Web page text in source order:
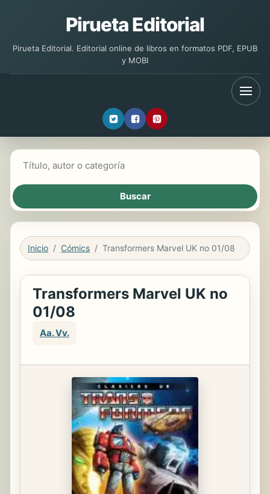
Pirueta Editorial
Pirueta Editorial. Editorial online de libros en formatos PDF, EPUB
y MOBI
Inicio Cómics Transformers Marvel UK no 01/08
Transformers Marvel UK no
01/08
Aa. Vv.